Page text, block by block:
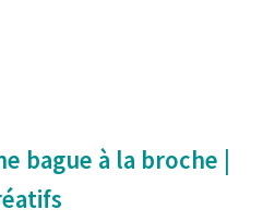
bague à la broche |